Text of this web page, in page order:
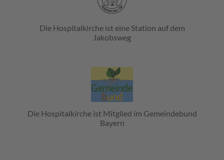
Die Hospitalkirche ist eine Station auf dem
Jakobsweg
Die Hospitalkirche ist Mitglied im Gemeindebund
Bayern